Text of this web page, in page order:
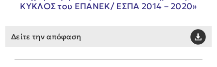
ΚΥΚΛΟΣ του ΕΠΑΝΕΚ/ ΕΣΠΑ 2014 – 2020»
Δείτε την απόφαση